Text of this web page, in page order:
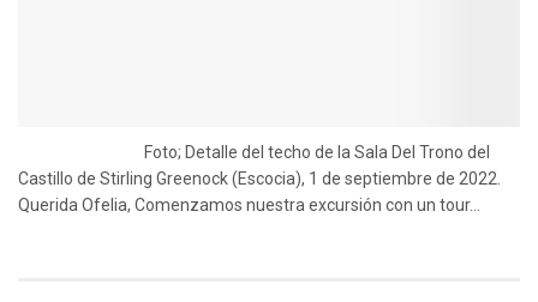
Foto; Detalle del techo de la Sala Del Trono del
Castillo de Stirling Greenock (Escocia), 1 de septiembre de 2022.
Querida Ofelia, Comenzamos nuestra excursión con un tour...